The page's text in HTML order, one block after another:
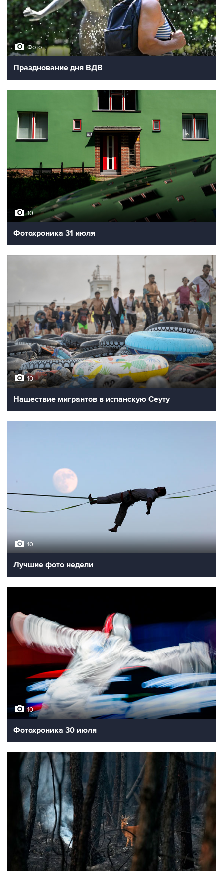
Фото
Празднование дня ВДВ
10
Фотохроника 31 июля
10
Нашествие мигрантов в испанскую Сеуту
10
Лучшие фото недели
10
Фотохроника 30 июля